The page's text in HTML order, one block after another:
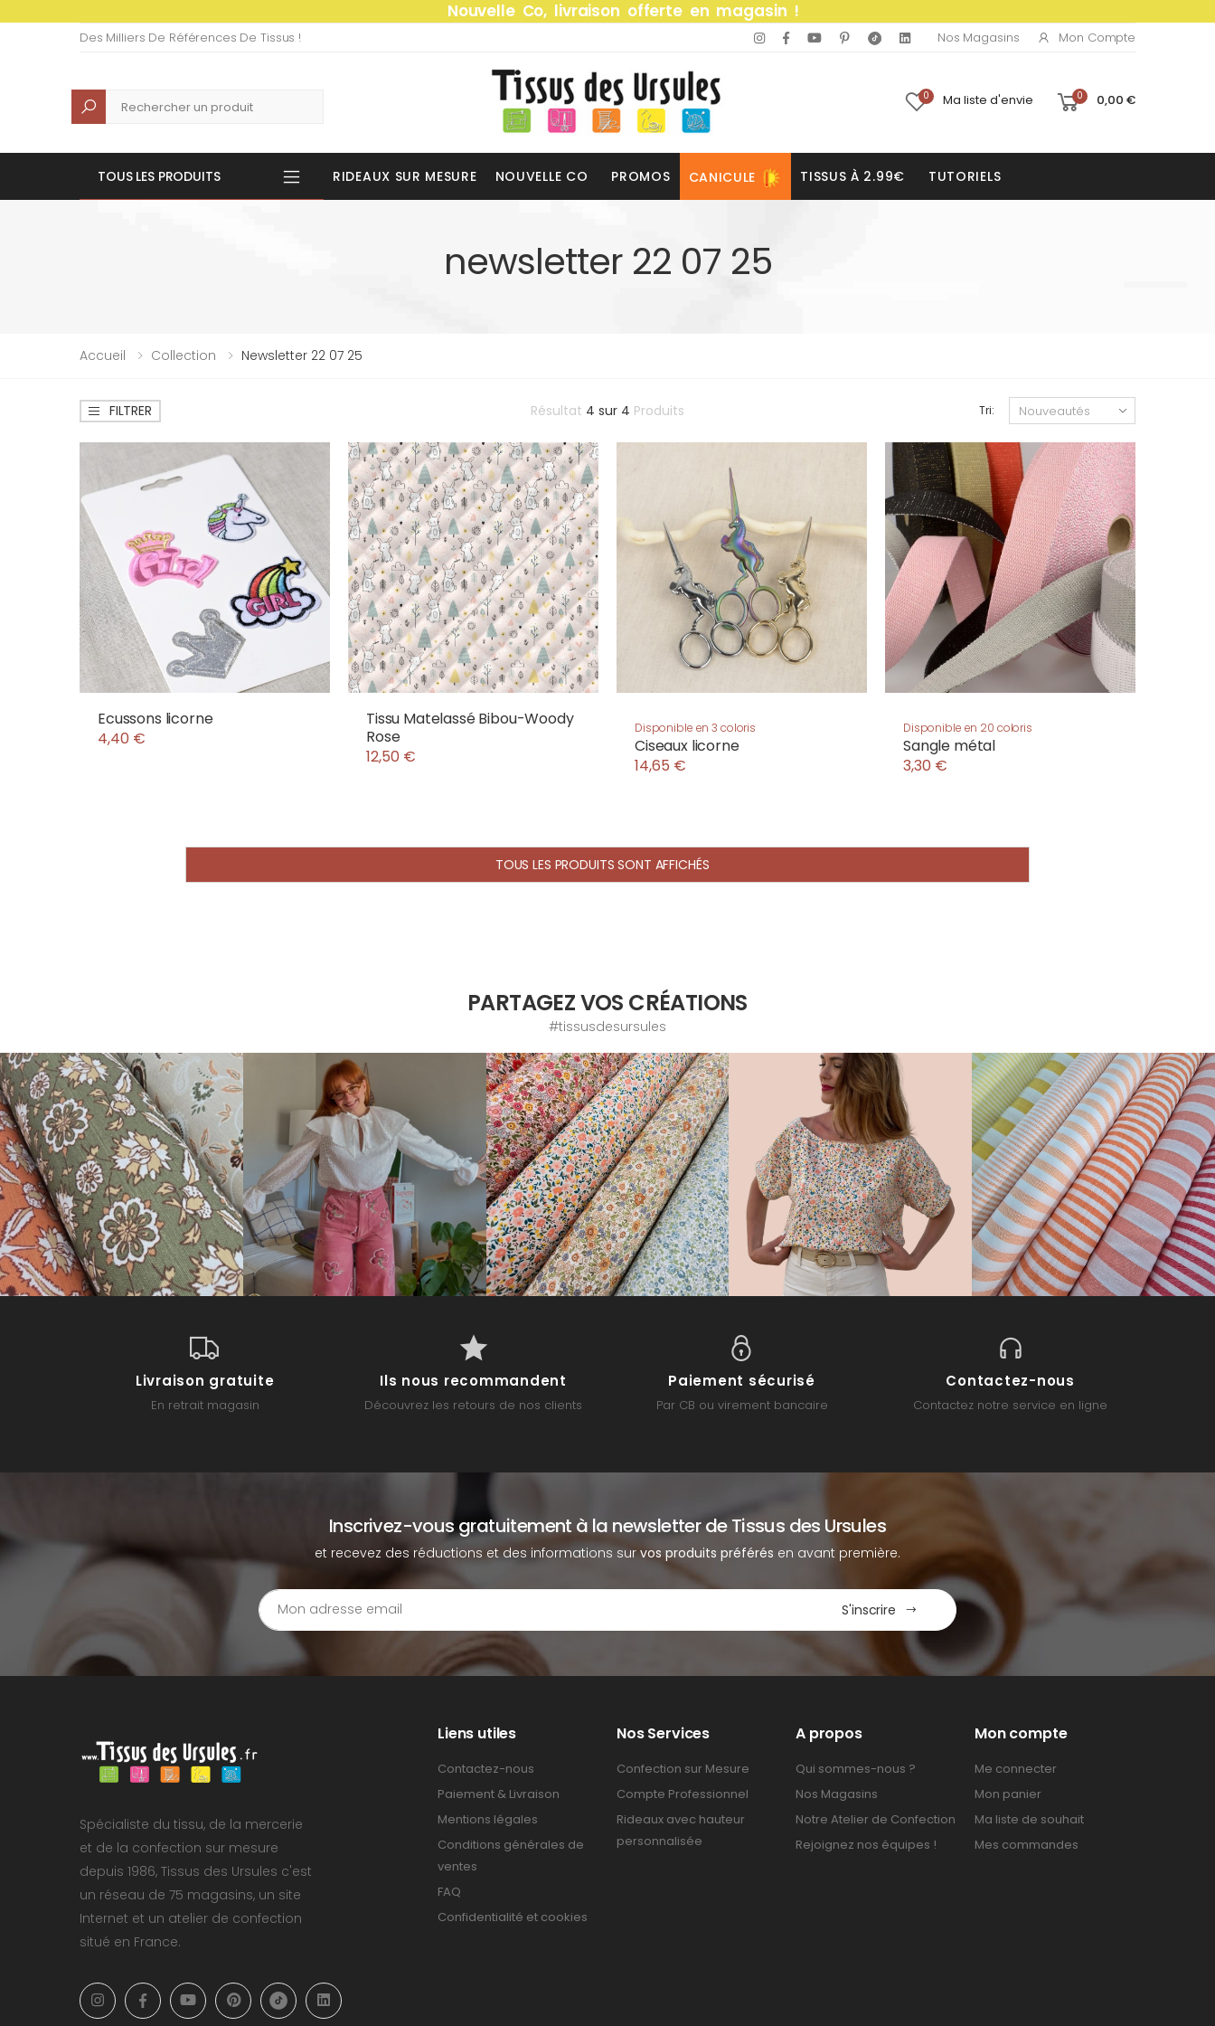
Nouvelle Co, livraison offerte en magasin !
Des Milliers De Références De Tissus ! Nos Magasins Mon Compte
Recherche 0 Ma liste d'envie 0 0,00 €
TOUS LES PRODUITS RIDEAUX SUR MESURE NOUVELLE CO PROMOS CANICULE TISSUS À 2.99€ TUTORIELS
newsletter 22 07 25
Accueil Collection Newsletter 22 07 25
FILTRER Résultat 4 sur 4 Produits Tri:
Ecussons licorne
4,40 €
Tissu Matelassé Bibou-Woody
Rose
12,50 €
Disponible en 3 coloris
Ciseaux licorne
14,65 €
Disponible en 20 coloris
Sangle métal
3,30 €
TOUS LES PRODUITS SONT AFFICHÉS
PARTAGEZ VOS CRÉATIONS
#tissusdesursules
Livraison gratuite
En retrait magasin
Ils nous recommandent
Découvrez les retours de nos clients
Paiement sécurisé
Par CB ou virement bancaire
Contactez-nous
Contactez notre service en ligne
Inscrivez-vous gratuitement à la newsletter de Tissus des Ursules
et recevez des réductions et des informations survos produits préférés en avant première.
S'inscrire
Spécialiste du tissu, de la mercerie
et de la confection sur mesure
depuis 1986, Tissus des Ursules c'est
un réseau de 75 magasins, un site
Internet et un atelier de confection
situé en France.
Liens utiles
Contactez-nous
Paiement & Livraison
Mentions légales
Conditions générales de
ventes
FAQ
Confidentialité et cookies
Nos Services
Confection sur Mesure
Compte Professionnel
Rideaux avec hauteur
personnalisée
A propos
Qui sommes-nous ?
Nos Magasins
Notre Atelier de Confection
Rejoignez nos équipes !
Mon compte
Me connecter
Mon panier
Ma liste de souhait
Mes commandes